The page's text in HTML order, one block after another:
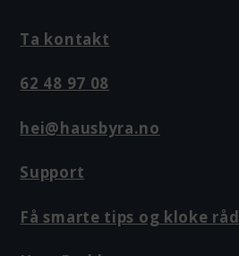
Ta kontakt
62 48 97 08
hei@hausbyra.no
Support
Få smarte tips og kloke råd